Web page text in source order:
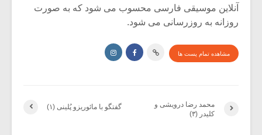
آنلاین موسیقی فارسی محسوب می شود که به صورت
روزانه به روزرسانی می شود.
مشاهده تمام پست ها
گفتگو با مائوریزو پُلینی (۱)
محمد رضا درویشی و
کلیدر (۳)